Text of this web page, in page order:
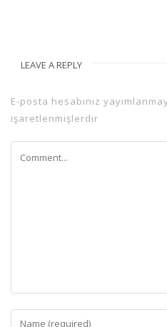
LEAVE A REPLY
E-posta hesabınız
işaretlenmişlerdir